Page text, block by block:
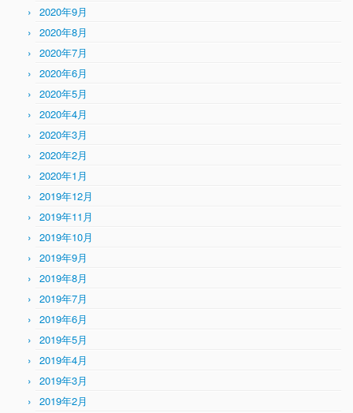
2020年9月
2020年8月
2020年7月
2020年6月
2020年5月
2020年4月
2020年3月
2020年2月
2020年1月
2019年12月
2019年11月
2019年10月
2019年9月
2019年8月
2019年7月
2019年6月
2019年5月
2019年4月
2019年3月
2019年2月